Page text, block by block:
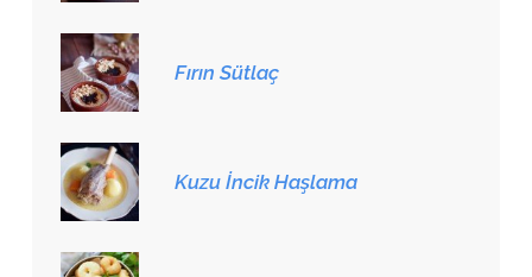
Fırın Sütlaç
Kuzu İncik Haşlama